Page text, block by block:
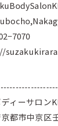
ィーサロン
都市中京区